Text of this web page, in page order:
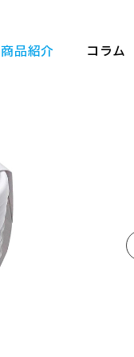
商品紹介 コラム